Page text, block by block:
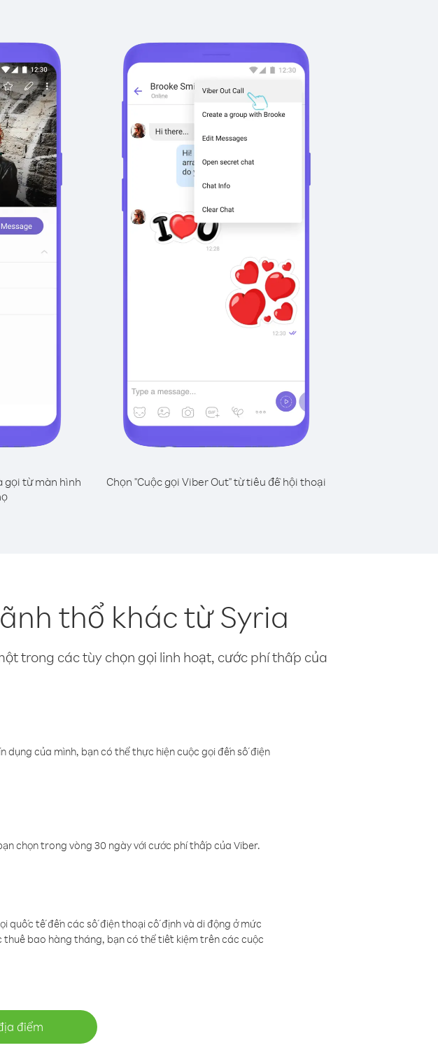
gọi từ màn hình
Chọn "Cuộc gọi Viber Out" từ tiêu đề hội thoại
thổ khác từ Syria
trong các tùy chọn gọi linh hoạt, cước phí thấp của
dụng của mình, bạn có thể thực hiện cuộc gọi đến số điện
chọn trong vòng 30 ngày với cước phí thấp của Viber.
quốc tế đến các số điện thoại cố định và di động ở mức
bao hàng tháng, bạn có thể tiết kiệm trên các cuộc
điểm